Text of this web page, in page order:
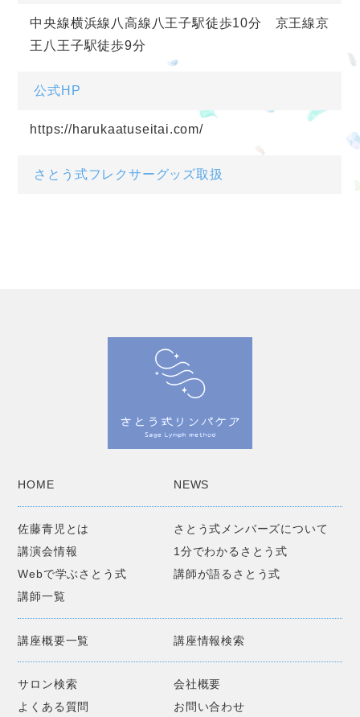
中央線横浜線八高線八王子駅徒歩10分 京王線京
王八王子駅徒歩9分
公式HP
https://harukaatuseitai.com/
さとう式フレクサーグッズ取扱
HOME NEWS
佐藤青児とは
さとう式メンバーズについて
講演会情報
1分でわかるさとう式
Webで学ぶさとう式
講師が語るさとう式
講師一覧
講座概要一覧 講座情報検索
サロン検索
会社概要
よくある質問
お問い合わせ